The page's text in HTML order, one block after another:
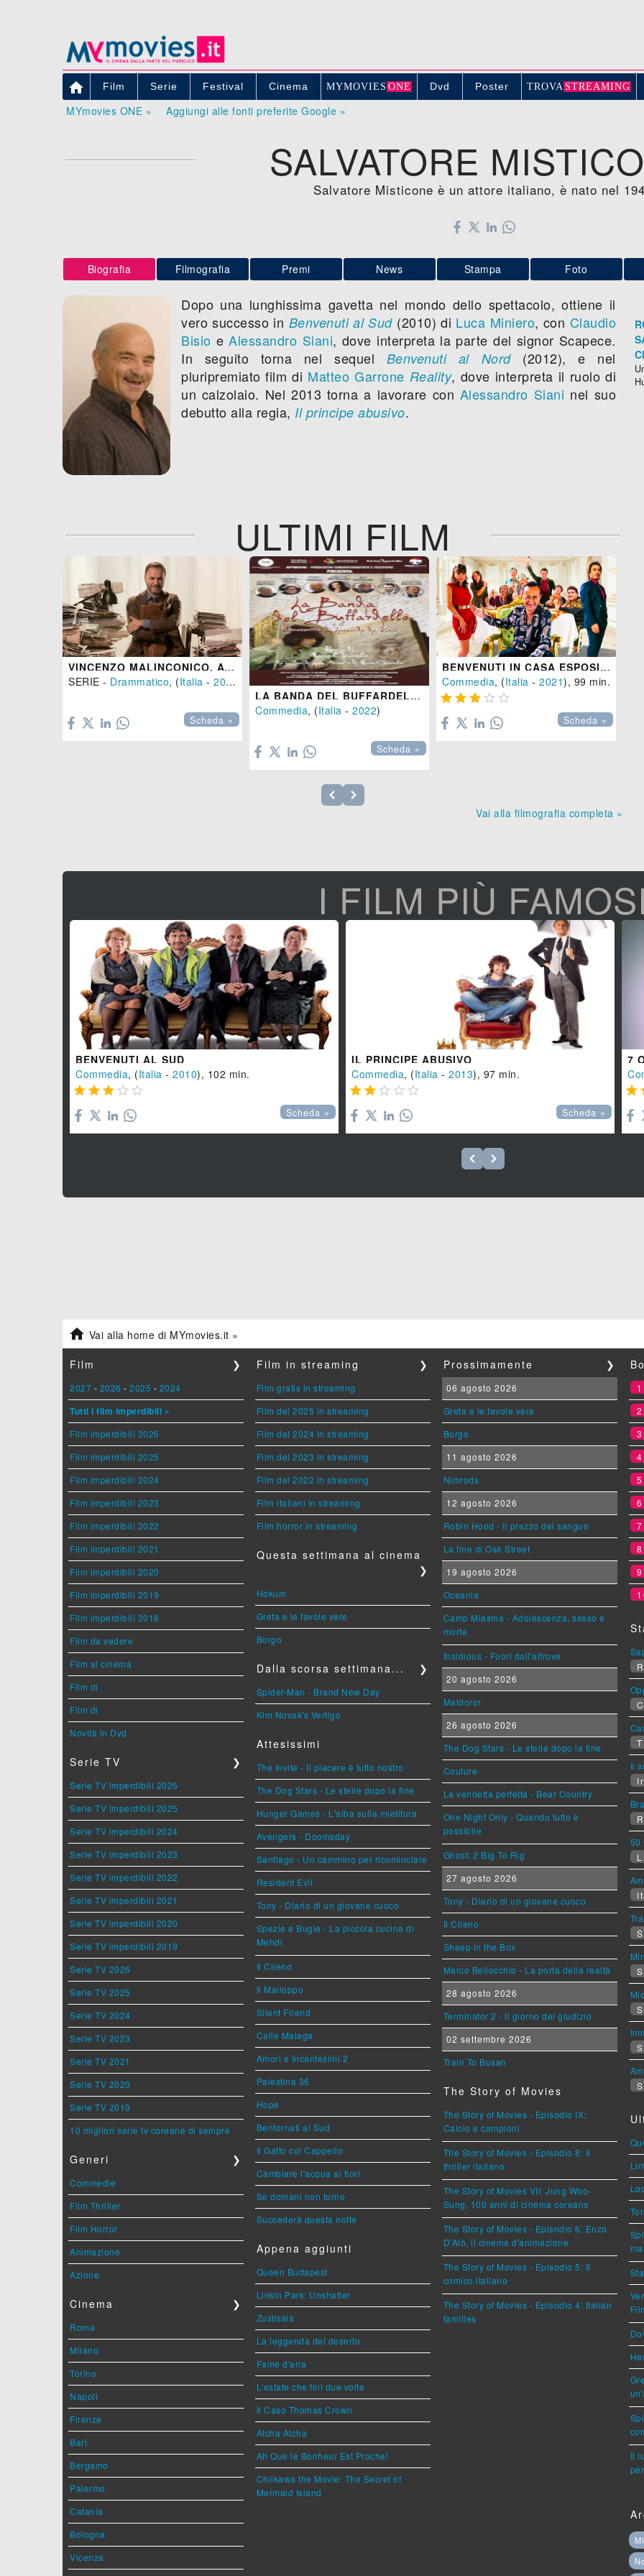
 Film Serie Festival Cinema MYMOVIE S ONE Dvd Poster TROVA STREAMING
MYmovies ONE » Aggiungi alle fonti preferite Google »
SALVATORE
Salvatore Misticone è un attore italiano, è nato nel
Biografia Filmografia Premi News Stampa Foto
Dopo una lunghissima gavetta nel mondo dello spettacolo, ottiene il
vero successo in Benvenuti al Sud(2010) di Luca Miniero, con Claudio
Bisio eAlessandro Siani, dove interpreta la parte del signor Scapece.
In seguito torna nel sequel Benvenuti al Nord(2012), e nel
pluripremiato film di Matteo Garrone Reality, dove interpreta il ruolo di
un calzolaio. Nel 2013 torna a lavorare con Alessandro Siani nel suo
debutto alla regia, Il principe abusivo.
ULTIMI FILM
VINCENZO MALINCONICO, AVVOCATO D'INSUCCESSO
SERIE - Drammatico, (Italia - 2022
Scheda »
LA BANDA DEL BUFFARDELLO E IL MANOSCRITTO DI LEONARDO DA VINCI
Commedia, (Italia - 2022)
Scheda »
BENVENUTI IN CASA ESPOSITO
Commedia, (Italia - 2021), 99 min.
    
Scheda »
Vai alla filmografia completa »
I FILM PIÙ FAMOSI
BENVENUTI AL SUD
Commedia, (Italia - 2010), 102 min.
    
Scheda »
IL PRINCIPE ABUSIVO
Commedia, (Italia - 2013), 97 min.
    
Scheda »
7

 Vai alla home di MYmovies.it »
Film ❯
2027 - 2026 - 2025 - 2024
Tutti i film imperdibili »
Film imperdibili 2026
Film imperdibili 2025
Film imperdibili 2024
Film imperdibili 2023
Film imperdibili 2022
Film imperdibili 2021
Film imperdibili 2020
Film imperdibili 2019
Film imperdibili 2018
Film da vedere
Film al cinema
Film di
Film di
Novità in Dvd
Serie TV ❯
Serie TV imperdibili 2026
Serie TV imperdibili 2025
Serie TV imperdibili 2024
Serie TV imperdibili 2023
Serie TV imperdibili 2022
Serie TV imperdibili 2021
Serie TV imperdibili 2020
Serie TV imperdibili 2019
Serie TV 2026
Serie TV 2025
Serie TV 2024
Serie TV 2023
Serie TV 2021
Serie TV 2020
Serie TV 2019
10 migliori serie tv coreane di sempre
Generi ❯
Commedie
Film Thriller
Film Horror
Animazione
Azione
Cinema ❯
Roma
Milano
Torino
Napoli
Firenze
Bari
Bergamo
Palermo
Catania
Bologna
Vicenza
Film in streaming ❯
Film gratis in streaming
Film del 2025 in streaming
Film del 2024 in streaming
Film del 2023 in streaming
Film del 2022 in streaming
Film italiani in streaming
Film horror in streaming
Questa settimana al cinema
❯
Hokum
Greta e le favole vere
Borgo
Dalla scorsa settimana... ❯
Spider-Man - Brand New Day
Kim Novak's Vertigo
Attesissimi
The Invite - Il piacere è tutto nostro
The Dog Stars - Le stelle dopo la fine
Hunger Games - L'alba sulla mietitura
Avengers - Doomsday
Santiago - Un cammino per ricominciare
Resident Evil
Tony - Diario di un giovane cuoco
Spezie e Bugie - La piccola cucina di
Mehdi
Il Cileno
Il Malloppo
Silent Friend
Calle Malaga
Amori e Incantesimi 2
Palestina 36
Hope
Bentornati al Sud
Il Gatto col Cappello
Cambiare l'acqua ai fiori
Se domani non torno
Succederà questa notte
Appena aggiunti
Queen Budapest
Linkin Park: Unshatter
Zustissia
La leggenda del deserto
Fame d'aria
L'estate che finì due volte
Il Caso Thomas Crown
Atcha Atcha
Ah Que le Bonheur Est Proche!
Chiikawa the Movie: The Secret of
Mermaid Island
Prossimamente ❯
06 agosto 2026
Greta e le favole vere
Borgo
11 agosto 2026
Nimrods
12 agosto 2026
Robin Hood - Il prezzo del sangue
La fine di Oak Street
19 agosto 2026
Oceania
Camp Miasma - Adolescenza, sesso e
morte
Insidious - Fuori dall'altrove
20 agosto 2026
Maldoror
26 agosto 2026
The Dog Stars - Le stelle dopo la fine
Couture
La vendetta perfetta - Bear Country
One Night Only - Quando tutto è
possibile
Ghost: 2 Big To Rig
27 agosto 2026
Tony - Diario di un giovane cuoco
Il Cileno
Sheep in the Box
Marco Bellocchio - La porta della realtà
28 agosto 2026
Terminator 2 - Il giorno del giudizio
02 settembre 2026
Train To Busan
The Story of Movies
The Story of Movies - Episodio IX:
Calcio e campioni
The Story of Movies - Episodio 8: Il
thriller italiano
The Story of Movies VII: Jung Woo-
Sung, 100 anni di cinema coreano
The Story of Movies - Episodio 6: Enzo
D'Alò, il cinema d'animazione
The Story of Movies - Episodio 5: Il
comico italiano
The Story of Movies - Episodio 4: Italian
families
1
2
3
4
5
6
7
8
9
Il
50
Il